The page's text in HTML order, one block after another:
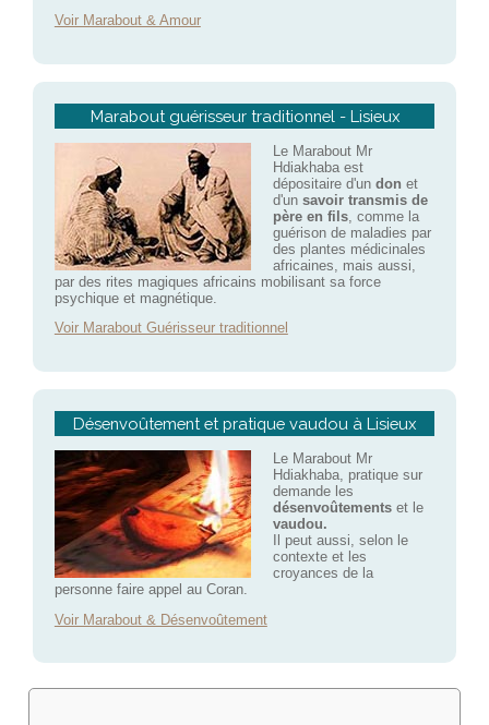
Voir Marabout & Amour
Marabout guérisseur traditionnel - Lisieux
Le Marabout Mr
Hdiakhaba est
dépositaire d'un don et
d'un savoir transmis de
père en fils, comme la
guérison de maladies par
des plantes médicinales
africaines, mais aussi,
par des rites magiques africains mobilisant sa force
psychique et magnétique.
Voir Marabout Guérisseur traditionnel
Désenvoûtement et pratique vaudou à Lisieux
Le Marabout Mr
Hdiakhaba, pratique sur
demande les
désenvoûtementset le
vaudou.
Il peut aussi, selon le
contexte et les
croyances de la
personne faire appel au Coran.
Voir Marabout & Désenvoûtement